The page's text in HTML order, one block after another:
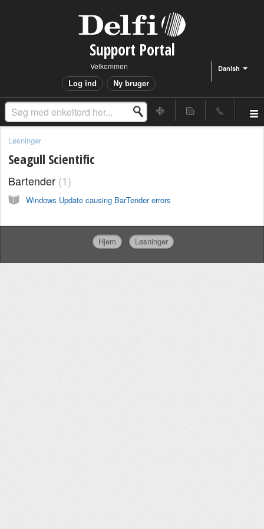
Support Portal
Danish
Velkommen
Log ind Ny bruger
Løsninger
Seagull Scientific
Bartender 1
Windows Update causing BarTender errors
Hjem Løsninger